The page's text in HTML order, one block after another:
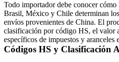
Todo importador debe conocer cómo
Brasil, México y Chile determinan
envíos provenientes de China. El
clasificación por código HS, el valor
específicos de impuestos y aranceles
Códigos HS y Clasificación